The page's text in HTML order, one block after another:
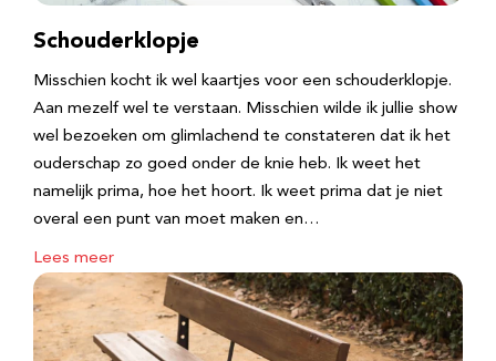
Schouderklopje
Misschien kocht ik wel kaartjes voor een schouderklopje.
Aan mezelf wel te verstaan. Misschien wilde ik jullie show
wel bezoeken om glimlachend te constateren dat ik het
ouderschap zo goed onder de knie heb. Ik weet het
namelijk prima, hoe het hoort. Ik weet prima dat je niet
overal een punt van moet maken en…
Lees meer